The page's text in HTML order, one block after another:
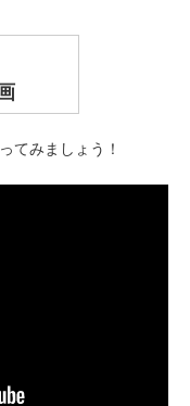
てみましょう！